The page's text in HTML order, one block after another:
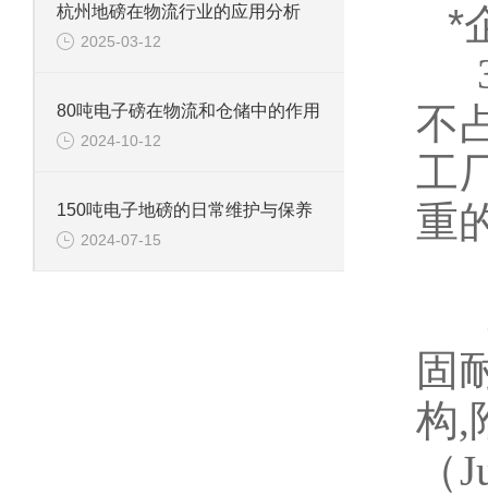
杭州地磅在物流行业的应用分析
2025-03-12
80吨电子磅在物流和仓储中的作用
2024-10-12
150吨电子地磅的日常维护与保养
2024-07-15
*
不
工
重
固
构,
（